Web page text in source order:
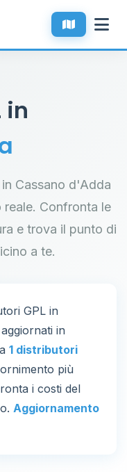
in
Cassano d'Adda
Confronta le
e trova il punto di
a te.
GPL in
in
1 distributori
più
i costi del
Aggiornamento